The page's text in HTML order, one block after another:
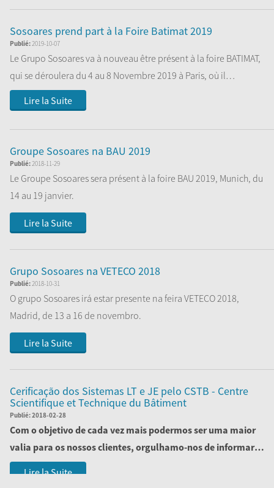
Sosoares prend part à la Foire Batimat 2019
Publié:2019-10-07
Le Grupo Sosoares va à nouveau être présent à la foire BATIMAT,
qui se déroulera du 4 au 8 Novembre 2019 à Paris, où il
présentera ses plus...
Lire la Suite
Groupe Sosoares na BAU 2019
Publié:2018-11-29
Le Groupe Sosoares sera présent à la foire BAU 2019, Munich, du
14 au 19 janvier.
Venez nous rendre visite sur notre stand, situé dans le...
Lire la Suite
Grupo Sosoares na VETECO 2018
Publié:2018-10-31
O grupo Sosoares irá estar presente na feira VETECO 2018,
Madrid, de 13 a 16 de novembro.
Visite-nos no nosso stand, localizado no
Lire la Suite
Cerificação dos Sistemas LT e JE pelo CSTB - Centre
Scientifique et Technique du Bâtiment
Publié:2018-02-28
Com o objetivo de cada vez mais podermos ser uma maior
valia para os nossos clientes, orgulhamo-nos de informar
que concluímos com sucesso a certi...
Lire la Suite